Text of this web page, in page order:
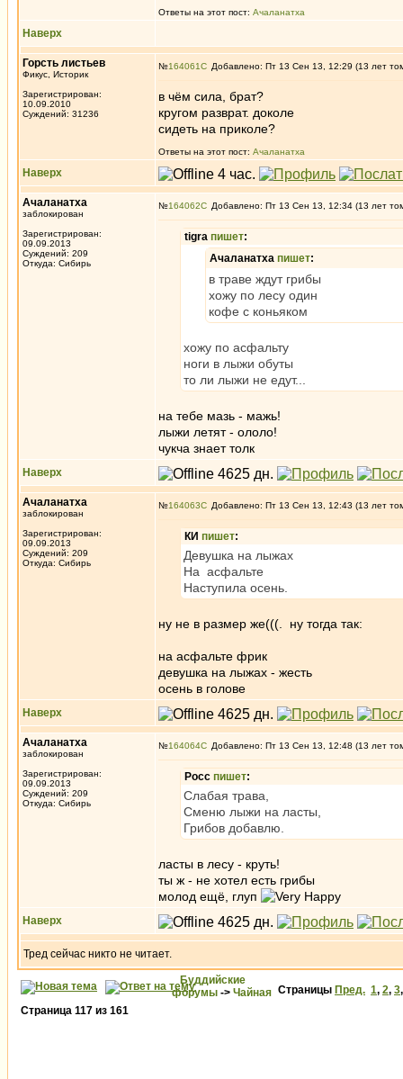
Ответы на этот пост: Ачаланатха
Наверх
Горсть листьев
Фикус, Историк
Зарегистрирован:
10.09.2010
Суждений: 31236
№164061 Добавлено: Пт 13 Сен 13, 12:29 (13 лет
в чём сила, брат?
кругом разврат. доколе
сидеть на приколе?
Ответы на этот пост: Ачаланатха
Наверх
Ачаланатха
заблокирован
Зарегистрирован:
09.09.2013
Суждений: 209
Откуда: Сибирь
№164062 Добавлено: Пт 13 Сен 13, 12:34 (13 лет
tigra пишет:
Ачаланатха пишет:
в траве ждут грибы
хожу по лесу один
кофе с коньяком
хожу по асфальту
ноги в лыжи обуты
то ли лыжи не едут...
на тебе мазь - мажь!
лыжи летят - ололо!
чукча знает толк
Наверх
Ачаланатха
заблокирован
Зарегистрирован:
09.09.2013
Суждений: 209
Откуда: Сибирь
№164063 Добавлено: Пт 13 Сен 13, 12:43 (13 лет
КИ пишет:
Девушка на лыжах
На асфальте
Наступила осень.
ну не в размер же(((. ну тогда так:
на асфальте фрик
девушка на лыжах - жесть
осень в голове
Наверх
Ачаланатха
заблокирован
Зарегистрирован:
09.09.2013
Суждений: 209
Откуда: Сибирь
№164064 Добавлено: Пт 13 Сен 13, 12:48 (13 лет
Росс пишет:
Слабая трава,
Сменю лыжи на ласты,
Грибов добавлю.
ласты в лесу - круть!
ты ж - не хотел есть грибы
молод ещё, глуп
Наверх
Тред сейчас никто не читает.
Буддийские
форумы -> Чайная Страницы Пред. 1, 2, 3
Страница 117 из 161